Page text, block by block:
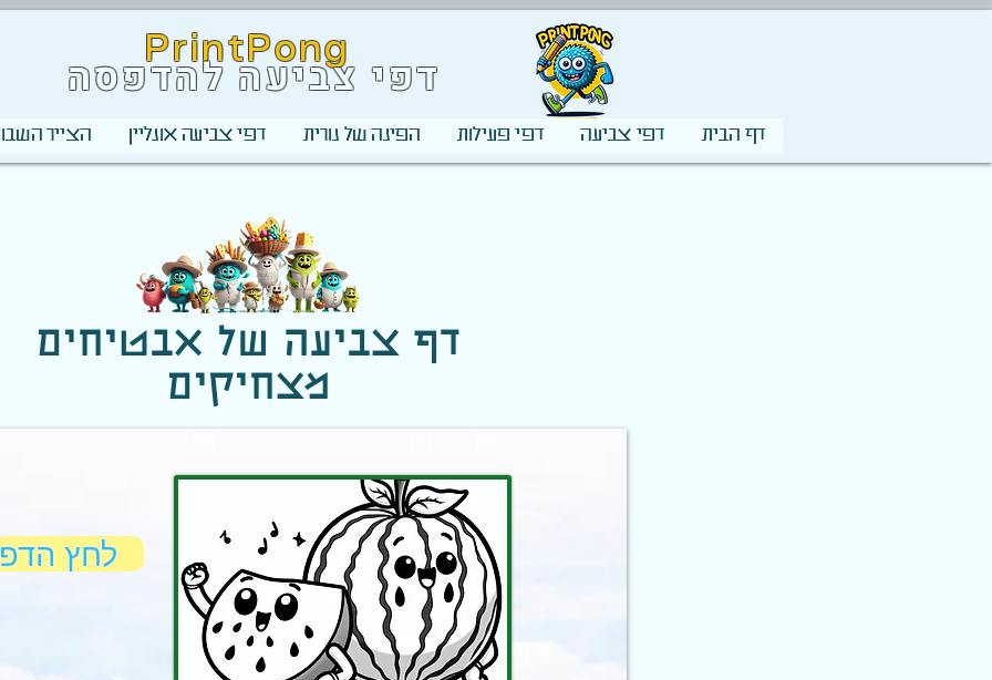
PrintPong
דפי צביעה להדפסה
דף הבית דפי צביעה דפי פעילות הפינה של נורית דפי צביעה אונליין הצייר
דף צביעה של אבטיחים
מצחיקים
לחץ